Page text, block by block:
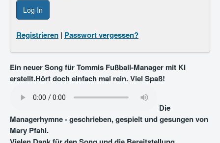
Log In
Registrieren | Passwort vergessen?
Ein neuer Song für Tommis Fußball-Manager mit KI
erstellt.Hört doch einfach mal rein. Viel Spaß!
Die
Managerhymne - geschrieben, gespielt und gesungen von
Mary Pfahl.